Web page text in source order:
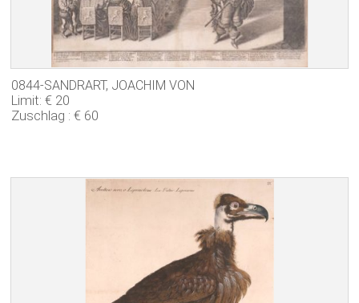
0844-SANDRART, JOACHIM VON
Limit: € 20
Zuschlag : € 60